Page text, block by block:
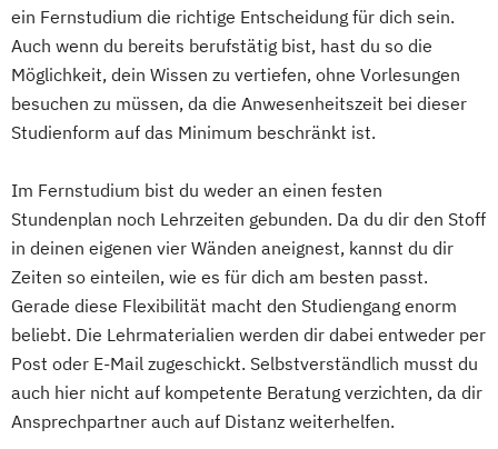
Gesundheitsmanagement
Grundlagenwissen für
Personalmanager/innen
Grundlagenwissen für
Projektmanager/innen
IT-Management IT-Projektmanagement
Informatik Intercultural Management
Intercultural Management - in English
Interkulturelle Psychologie
International Business Administration
Internationales Wirtschaftsrecht
Investition & Finanzierung
Kindheits- und Jugendpädagogik
Online Marketing und Social Media
Psychologie
Psychologie des Kindes- und Jugendalters
Soziale Arbeit (einphasig) (B.A.)
Sozialmanagement
Sozialpädagogik (einphasig) (B.A.)
Sozialpädagogik (zweiphasig) (B.A.)
Tourismus- und Eventmanagement
UX Design Unternehmensrecht
Vertriebspsychologie
Wirtschaftsinformatik
Wirtschaftsingenieur
Wirtschaftspsychologie
ein Fernstudium die richtige Entscheidung für dich sein.
Auch wenn du bereits berufstätig bist, hast du so die
Möglichkeit, dein Wissen zu vertiefen, ohne Vorlesungen
besuchen zu müssen, da die Anwesenheitszeit bei dieser
Studienform auf das Minimum beschränkt ist.
Im Fernstudium bist du weder an einen festen
Stundenplan noch Lehrzeiten gebunden. Da du dir den Stoff
in deinen eigenen vier Wänden aneignest, kannst du dir
Zeiten so einteilen, wie es für dich am besten passt.
Gerade diese Flexibilität macht den Studiengang enorm
beliebt. Die Lehrmaterialien werden dir dabei entweder per
Post oder E-Mail zugeschickt. Selbstverständlich musst du
auch hier nicht auf kompetente Beratung verzichten, da dir
Ansprechpartner auch auf Distanz weiterhelfen.